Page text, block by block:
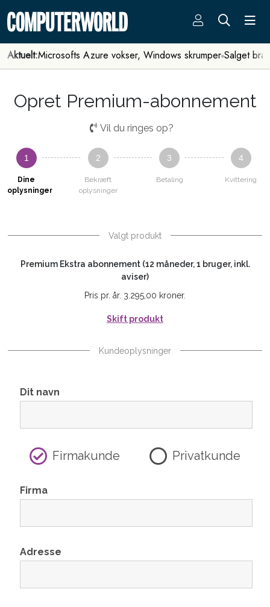
Aktuelt:Microsofts Azure vokser, Windows skrumper Salget
Opret Premium-abonnement
Vil du ringes op?
1
Dine
oplysninger
2
Bekræft
oplysninger
3
Betaling
4
Kvittering
Valgt produkt
Premium Ekstra abonnement (12 måneder, 1 bruger, inkl.
aviser)
Pris pr. år. 3.295,00 kroner.
Skift produkt
Kundeoplysninger
Dit navn
Firmakunde Privatkunde
Firma
Adresse